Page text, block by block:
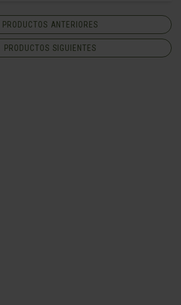
PRODUCTOS ANTERIORES
PRODUCTOS SIGUIENTES